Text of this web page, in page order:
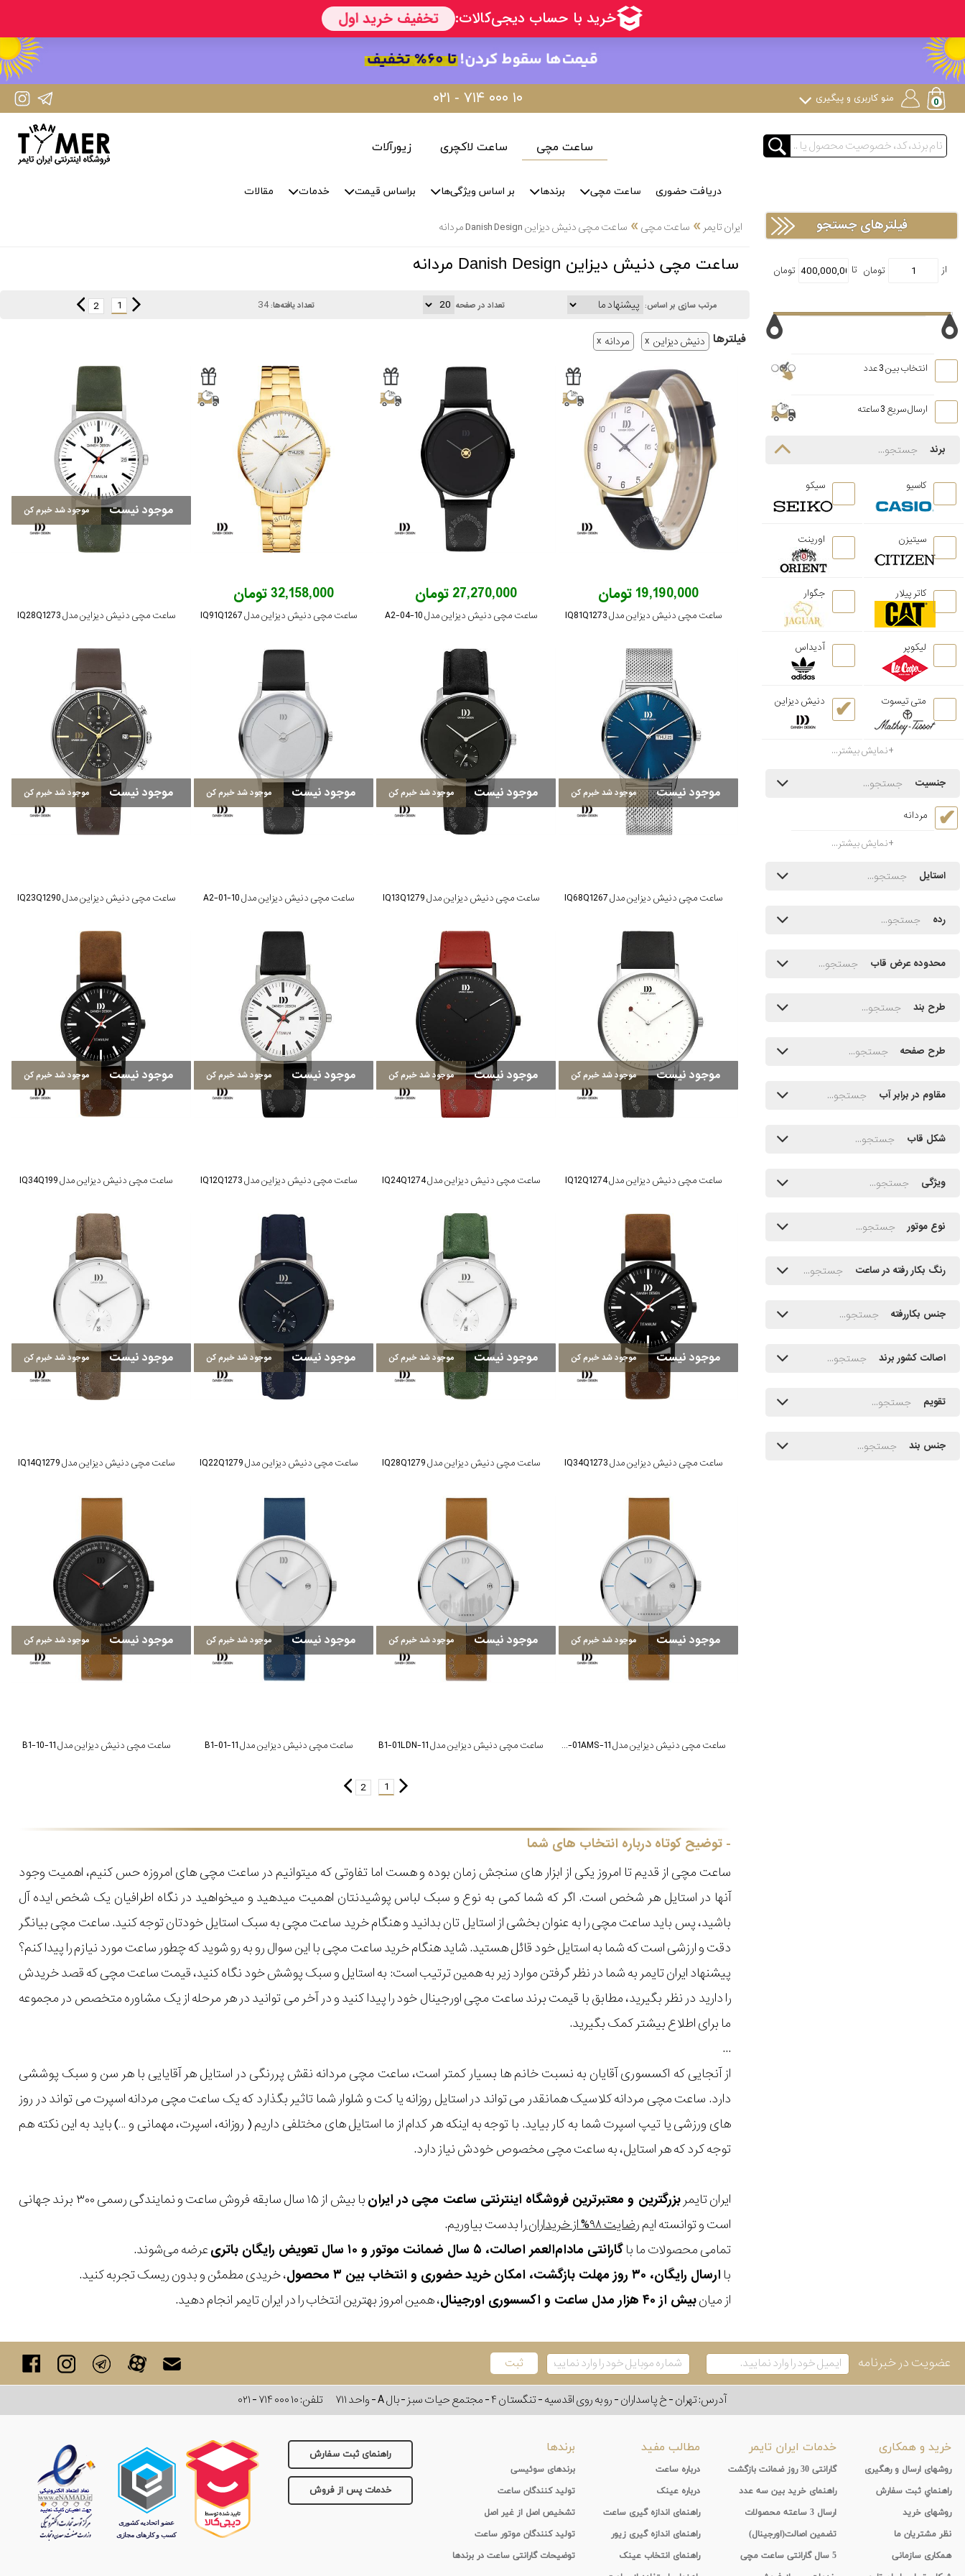
IranTimer Instagram Page ۰۲۱ - ۷۱۴ ۰۰۰ ۱۰ منو کاربری و پیگیری
ساعت مچی ساعت لاکچری زیورآلات
دریافت حضوری ساعت مچی برندها بر اساس ویژگی‌ها براساس قیمت خدمات مقالات
ایران تایمر » ساعت مچی» ساعت مچی دنیش دیزاین Danish Design مردانه
ساعت مچی دنیش دیزاین Danish Design مردانه
مرتب سازی بر اساس: تعداد در صفحه تعداد یافته‌ها:34
1
2
فیلتر‌ها دنیش دیزاین مردانه
19,190,000 تومان
ساعت مچی دنیش دیزاین مدل IQ81Q1273
27,270,000 تومان
ساعت مچی دنیش دیزاین مدل 10-A2-04
32,158,000 تومان
ساعت مچی دنیش دیزاین مدل IQ91Q1267
موجود نیست موجود شد خبرم کن
ساعت مچی دنیش دیزاین مدل IQ28Q1273
موجود نیست موجود شد خبرم کن
ساعت مچی دنیش دیزاین مدل IQ68Q1267
موجود نیست موجود شد خبرم کن
ساعت مچی دنیش دیزاین مدل IQ13Q1279
موجود نیست موجود شد خبرم کن
ساعت مچی دنیش دیزاین مدل 10-A2-01
موجود نیست موجود شد خبرم کن
ساعت مچی دنیش دیزاین مدل IQ23Q1290
موجود نیست موجود شد خبرم کن
ساعت مچی دنیش دیزاین مدل IQ12Q1274
موجود نیست موجود شد خبرم کن
ساعت مچی دنیش دیزاین مدل IQ24Q1274
موجود نیست موجود شد خبرم کن
ساعت مچی دنیش دیزاین مدل IQ12Q1273
موجود نیست موجود شد خبرم کن
ساعت مچی دنیش دیزاین مدل IQ34Q199
موجود نیست موجود شد خبرم کن
ساعت مچی دنیش دیزاین مدل IQ34Q1273
موجود نیست موجود شد خبرم کن
ساعت مچی دنیش دیزاین مدل IQ28Q1279
موجود نیست موجود شد خبرم کن
ساعت مچی دنیش دیزاین مدل IQ22Q1279
موجود نیست موجود شد خبرم کن
ساعت مچی دنیش دیزاین مدل IQ14Q1279
موجود نیست موجود شد خبرم کن
ساعت مچی دنیش دیزاین مدل 11-B1-01AMS
موجود نیست موجود شد خبرم کن
ساعت مچی دنیش دیزاین مدل 11-B1-01LDN
موجود نیست موجود شد خبرم کن
ساعت مچی دنیش دیزاین مدل 11-B1-01
موجود نیست موجود شد خبرم کن
ساعت مچی دنیش دیزاین مدل 11-B1-10
1
2
توضیح کوتاه درباره انتخاب های شما
ساعت مچی از قدیم تا امروز یکی از ابزار های سنجش زمان بوده و هست اما تفاوتی که میتوانیم در ساعت مچی های امروزه حس کنیم، اهمیت وجود
آنها در استایل هر شخص است. اگر که شما کمی به نوع و سبک لباس پوشیدنتان اهمیت میدهید و میخواهید در نگاه اطرافیان یک شخص ایده آل
باشید، پس باید ساعت مچی را به عنوان بخشی از استایل تان بدانید و هنگام خرید ساعت مچی به سبک استایل خودتان توجه کنید. ساعت مچی بیانگر
دقت و ارزشی است که شما به استایل خود قائل هستید. شاید هنگام خرید ساعت مچی با این سوال رو به رو شوید که چطور ساعت مورد نیازم را پیدا کنم؟
پیشنهاد ایران تایمر به شما در نظر گرفتن موارد زیر به همین ترتیب است: به استایل و سبک پوشش خود نگاه کنید، قیمت ساعت مچی که قصد خریدش
را دارید در نظر بگیرید، مطابق با قیمت برند ساعت مچی اورجینال خود را پیدا کنید و در آخر می توانید در هر مرحله از یک مشاوره متخصص در مجموعه
ما برای اطلاع بیشتر کمک بگیرید.
...
از آنجایی که اکسسوری آقایان به نسبت خانم ها بسیار کمتر است، ساعت مچی مردانه نقش پررنگی در استایل هر آقایایی با هر سن و سبک پوششی
دارد. ساعت مچی مردانه کلاسیک همانقدر می تواند در استایل روزانه یا کت و شلوار شما تاثیر بگذارد که یک ساعت مچی مردانه اسپرت می تواند در روز
های ورزشی یا تیپ اسپرت شما به کار بیاید. با توجه به اینکه هر کدام از ما استایل های مختلفی داریم ( روزانه، اسپرت، مهمانی و …) باید به این نکته هم
توجه کرد که هر استایل، به ساعت مچی مخصوص خودش نیاز دارد.
ایران تایمربزرگترین و معتبرترین فروشگاه اینترنتی ساعت مچی در ایران
با بیش از ۱۵ سال سابقه فروش ساعت و نمایندگی رسمی ۳۰۰ برند جهانی
است و توانسته ایمرضایت ۹۸% از خریداران
را بدست بیاوریم.
تمامی محصولات ما باگارانتی مادام‌العمر اصالت، ۵ سال ضمانت موتور و ۱۰ سال تعویض رایگان باتری
عرضه می‌شوند.
باارسال رایگان، ۳۰ روز مهلت بازگشت، امکان خرید حضوری و انتخاب بین ۳ محصول
، خریدی مطمئن و بدون ریسک تجربه کنید.
از میانبیش از ۴۰ هزار مدل ساعت و اکسسوری اورجینال ، همین امروز بهترین انتخاب را در ایران تایمر انجام دهید.
فیلترهای جستجو
انتخاب بین 3 عدد
ارسال سریع 3 ساعته
برند
کاسیو سیکو
سیتیزن اورینت
کاتر پیلار جگوار
لیکوپر آدیداس
متی تیسوت دنیش دیزاین
نمایش بیشتر...
جنسیت
مردانه
نمایش بیشتر...
استایل
رده
محدوده عرض قاب
طرح بند
طرح صفحه
مقاوم در برابر آب
شکل قاب
ویژگی
نوع موتور
رنگ بکار رفته در ساعت
جنس بکاررفته
اصالت کشور برند
تقویم
جنس بند
عضویت در خبرنامه
آدرس: تهران - خ پاسداران - رو به روی اقدسیه - تنگستان ۴ - مجتمع حیات سبز - بال A - واحد ۷۱۱ تلفن:۰۲۱ - ۷۱۴ ۰۰۰ ۱۰
راهنمای ثبت سفارش
خدمات پس از فروش
خرید و همکاری
روشهای ارسال و رهگیری
راهنماي ثبت سفارش
روشهای خرید
نظر مشتریان ما
همکاری سازمانی
خدمات ایران تایمر
گارانتی 30 روز ضمانت بازگشت
راهنمای خرید بین سه عدد
ارسال 3 ساعته محصولات
تضمین اصالت(اورجینال)
5 سال گارانتی ساعت مچی
مطالب مفید
درباره ساعت
درباره عینک
راهنمای اندازه گیری ساعت
راهنمای اندازه گیری زیور
راهنمای انتخاب عینک
برندها
برندهای سوئیسی
تولید کنندگان ساعت
تشخیص اصل از غیر اصل
تولید کنندگان موتور ساعت
توضیحات گارانتی ساعت در برندها